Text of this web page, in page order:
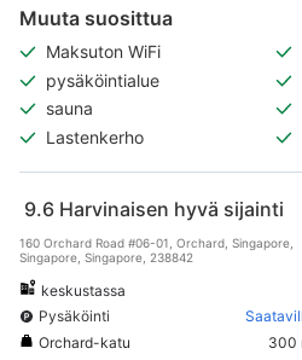
Muuta suosittua
Maksuton WiFi
pysäköintialue
sauna
Lastenkerho
9.6 Harvinaisen hyvä sijainti
160 Orchard Road #06-01, Orchard, Singapore,
Singapore, Singapore, 238842
keskustassa
Pysäköinti
Orchard-katu
300